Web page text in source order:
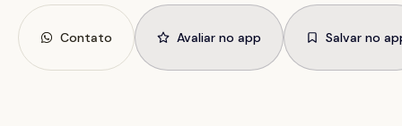
Contato Avaliar no app Salvar no